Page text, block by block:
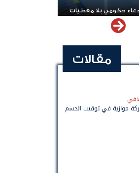
ادعاء حكومي بلا معطيات
مقالات
موازية في توقيت الحسم